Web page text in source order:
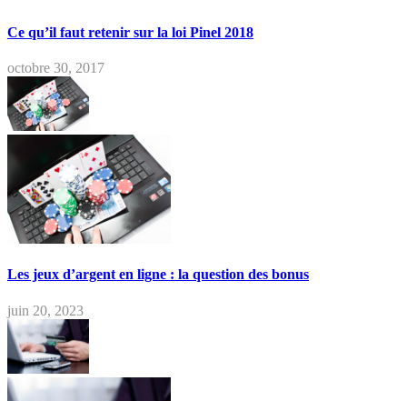
Ce qu’il faut retenir sur la loi Pinel 2018
octobre 30, 2017
Les jeux d’argent en ligne : la question des bonus
juin 20, 2023